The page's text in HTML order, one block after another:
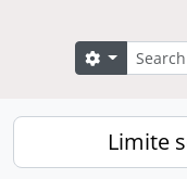
Buscar
Opções de
Limite